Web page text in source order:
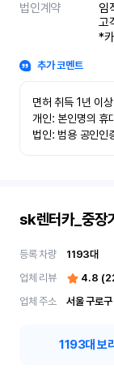
법인계약
임
고
*
추가 코멘트
면허 취득 1년 이상
개인: 본인명의 휴
법인: 범용 공인인
sk렌터카_중장기
등록 차량 1193대
업체 리뷰
4.8 (
업체 주소
서울 구로
1193대 보